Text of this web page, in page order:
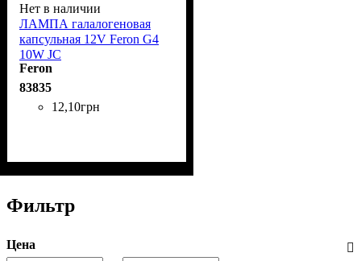
Нет в наличии
ЛАМПА галалогеновая
капсульная 12V Feron G4
10W JC
Feron
83835
12,10грн
Фильтр
Цена